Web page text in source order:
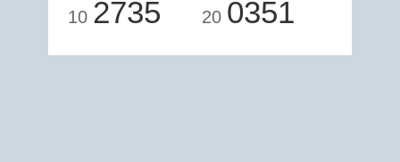
10 2735 20 0351